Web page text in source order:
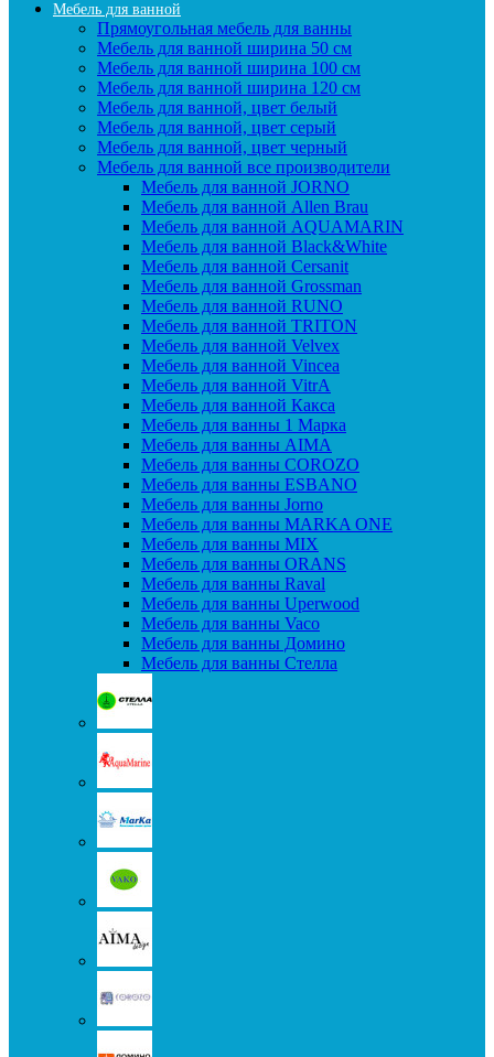
Мебель для ванной
Прямоугольная мебель для ванны
Мебель для ванной ширина 50 см
Мебель для ванной ширина 100 см
Мебель для ванной ширина 120 см
Мебель для ванной, цвет белый
Мебель для ванной, цвет серый
Мебель для ванной, цвет черный
Мебель для ванной все производители
Мебель для ванной JORNO
Мебель для ванной Allen Brau
Мебель для ванной AQUAMARIN
Мебель для ванной Black&White
Мебель для ванной Cersanit
Мебель для ванной Grossman
Мебель для ванной RUNO
Мебель для ванной TRITON
Мебель для ванной Velvex
Мебель для ванной Vincea
Мебель для ванной VitrA
Мебель для ванной Какса
Мебель для ванны 1 Марка
Мебель для ванны AIMA
Мебель для ванны COROZO
Мебель для ванны ESBANO
Мебель для ванны Jorno
Мебель для ванны MARKA ONE
Мебель для ванны MIX
Мебель для ванны ORANS
Мебель для ванны Raval
Мебель для ванны Uperwood
Мебель для ванны Vaco
Мебель для ванны Домино
Мебель для ванны Стелла